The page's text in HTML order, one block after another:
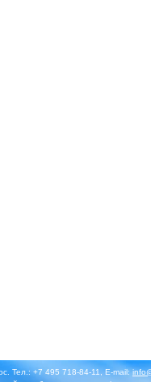
Тел.: +7 495 718-84-11, E-mail: